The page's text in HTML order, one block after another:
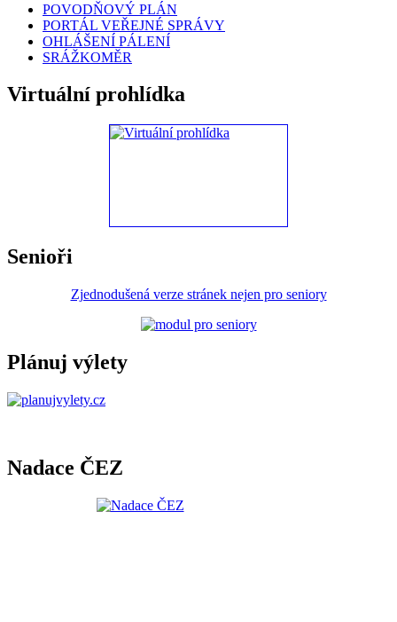
POVODŇOVÝ PLÁN
PORTÁL VEŘEJNÉ SPRÁVY
OHLÁŠENÍ PÁLENÍ
SRÁŽKOMĚR
Virtuální prohlídka
Senioři
Zjednodušená verze stránek nejen pro seniory
Plánuj výlety
Nadace ČEZ